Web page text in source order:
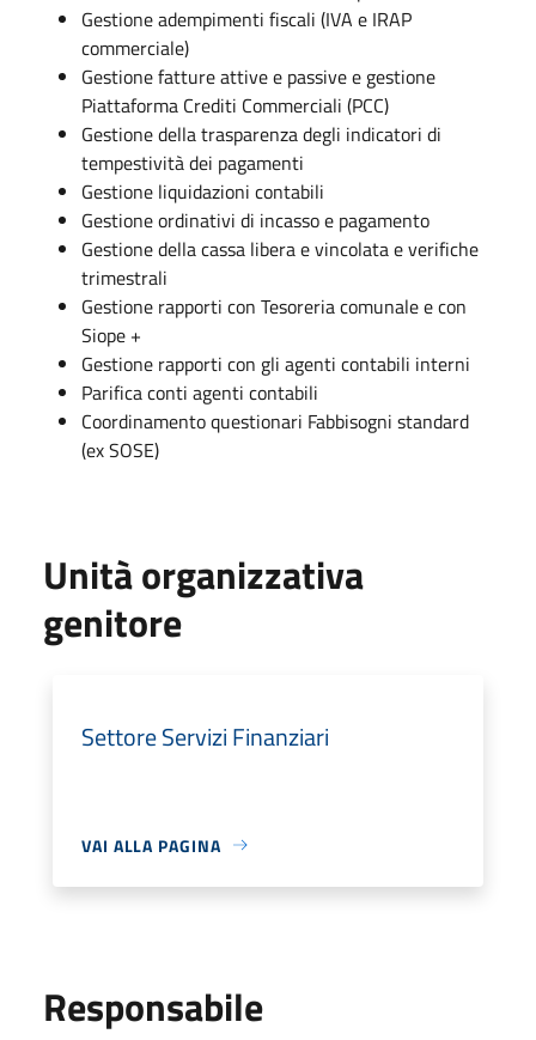
Gestione adempimenti fiscali (IVA e IRAP
commerciale)
Gestione fatture attive e passive e gestione
Piattaforma Crediti Commerciali (PCC)
Gestione della trasparenza degli indicatori di
tempestività dei pagamenti
Gestione liquidazioni contabili
Gestione ordinativi di incasso e pagamento
Gestione della cassa libera e vincolata e verifiche
trimestrali
Gestione rapporti con Tesoreria comunale e con
Siope +
Gestione rapporti con gli agenti contabili interni
Parifica conti agenti contabili
Coordinamento questionari Fabbisogni standard
(ex SOSE)
Unità organizzativa
genitore
Settore Servizi Finanziari
VAI ALLA PAGINA
Responsabile